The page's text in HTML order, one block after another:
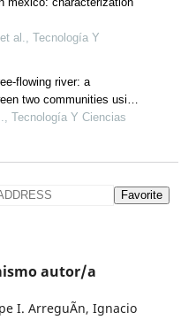
al., Tecnología Y
flowing river: a
two communities using
Tecnología Y Ciencias
Favorite
autor/a
I. ArreguÃ­n, Ignacio